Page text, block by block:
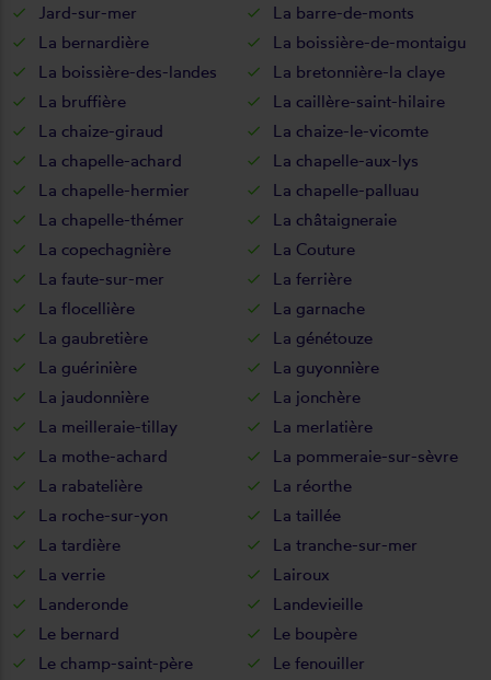
Jard-sur-mer
La barre-de-monts
La bernardière
La boissière-de-montaigu
La boissière-des-landes
La bretonnière-la claye
La bruffière
La caillère-saint-hilaire
La chaize-giraud
La chaize-le-vicomte
La chapelle-achard
La chapelle-aux-lys
La chapelle-hermier
La chapelle-palluau
La chapelle-thémer
La châtaigneraie
La copechagnière
La Couture
La faute-sur-mer
La ferrière
La flocellière
La garnache
La gaubretière
La génétouze
La guérinière
La guyonnière
La jaudonnière
La jonchère
La meilleraie-tillay
La merlatière
La mothe-achard
La pommeraie-sur-sèvre
La rabatelière
La réorthe
La roche-sur-yon
La taillée
La tardière
La tranche-sur-mer
La verrie
Lairoux
Landeronde
Landevieille
Le bernard
Le boupère
Le champ-saint-père
Le fenouiller